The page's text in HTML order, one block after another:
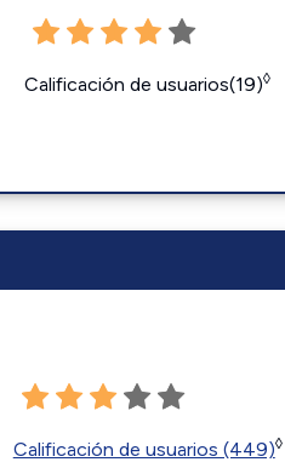
Calificación de usuarios(19)◊
Calificación de usuarios (449)◊